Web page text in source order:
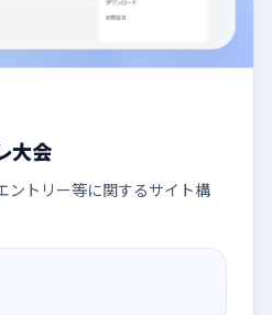
大会
ントリー等に関するサイト構